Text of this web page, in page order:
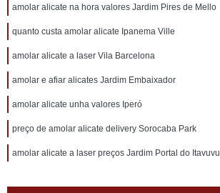
amolar alicate na hora valores Jardim Pires de Mello
quanto custa amolar alicate Ipanema Ville
amolar alicate a laser Vila Barcelona
amolar e afiar alicates Jardim Embaixador
amolar alicate unha valores Iperó
preço de amolar alicate delivery Sorocaba Park
amolar alicate a laser preços Jardim Portal do Itavuvu